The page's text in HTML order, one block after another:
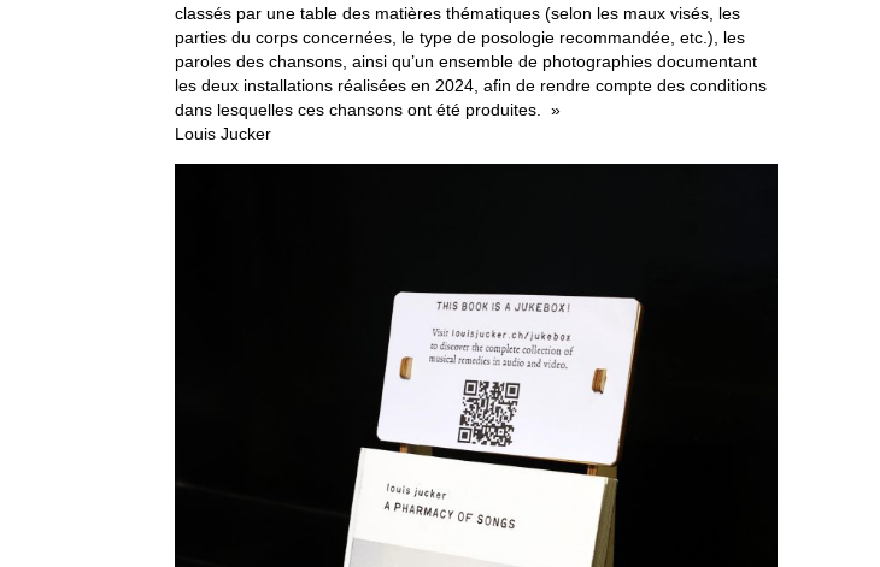
classés par une table des matières thématiques (selon les maux visés, les
parties du corps concernées, le type de posologie recommandée, etc.), les
paroles des chansons, ainsi qu’un ensemble de photographies documentant
les deux installations réalisées en 2024, afin de rendre compte des conditions
dans lesquelles ces chansons ont été produites. »
Louis Jucker